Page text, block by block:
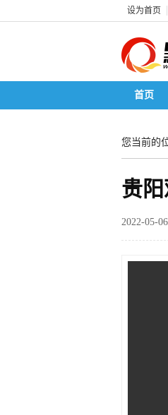
设为首页
首页
您当前的
贵
2022-05-